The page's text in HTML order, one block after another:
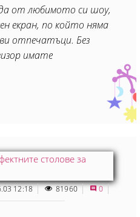
от любимото си шоу,
екран, по който няма
отпечатъци. Без
имате
12:18 81960 0